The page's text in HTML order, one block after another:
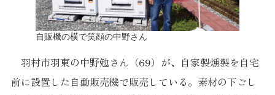
自販機の横で笑顔の中野さん
羽村市羽東の中野勉さん（69）が、自家製燻製を自宅
前に設置した自動販売機で販売している。素材の下ごし